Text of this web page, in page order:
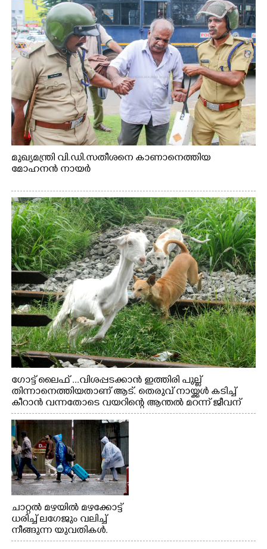
മുഖ്യമന്ത്രി വി.ഡി.സതീശനെ കാണാനെത്തിയ
മോഹനൻ നായർ
ഗോട്ട് ലൈഫ് ...വിശപ്പടക്കാൻ ഇത്തിരി പുല്ല്
തിന്നാനെത്തിയതാണ് ആട്. തെരുവ് നായ്ക്കൾ കടിച്ച്
കീറാൻ വന്നതോടെ വയറിന്റെ ആന്തൽ മറന്ന് ജീവന്
വേണ്ടിയായി ഓട്ടം. എറണാകുളം വാത്തുരുത്തിയിൽ
നിന്നുള്ള കാഴ്ച
ചാറ്റൽ മഴയിൽ മഴക്കോട്ട്
ധരിച്ച് ലഗേജും വലിച്ച്
നീങ്ങുന്ന യുവതികൾ.
എറണാകുളം മേനകയിൽ